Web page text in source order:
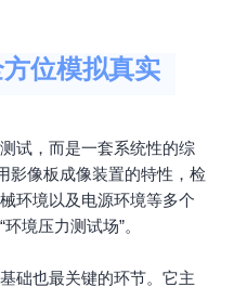
位模拟真实
试，而是一套系统性的综
影像板成像装置的特性，检
环境以及电源环境等多个
境压力测试场”。
础也最关键的环节。它主